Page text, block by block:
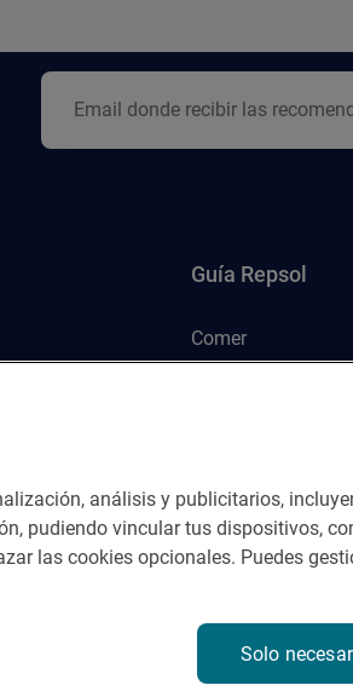
Guía Repsol
Comer
análisis y publicitarios,
pudiendo vincular tus dispositivos,
las cookies opcionales. Puedes
Solo